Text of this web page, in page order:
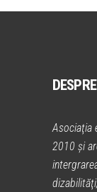
Asociaţia
2010 și